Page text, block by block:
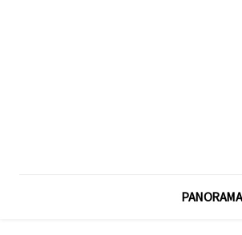
PANORAMA